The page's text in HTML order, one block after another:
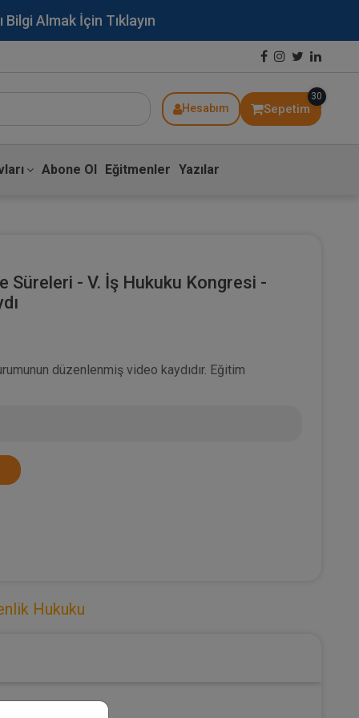
Almak İçin Tıklayın
Hesabım Sepetim
30
Abone Ol Eğitmenler Yazılar
Süreleri - V. İş Hukuku Kongresi -
düzenlenmiş video kaydıdır. Eğitim
Hukuku